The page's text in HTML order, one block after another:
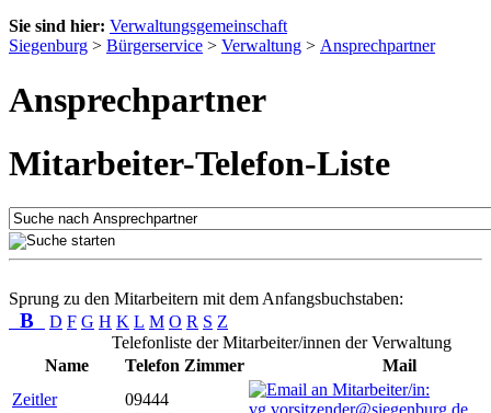
Sie sind hier: Verwaltungsgemeinschaft
Siegenburg > Bürgerservice > Verwaltung > Ansprechpartner
Ansprechpartner
Mitarbeiter-Telefon-Liste
Sprung zu den Mitarbeitern mit dem Anfangsbuchstaben:
B D F G H K L M O R S Z
Telefonliste der Mitarbeiter/innen der Verwaltung
Name
Telefon Zimmer
Mail
Zeitler
09444